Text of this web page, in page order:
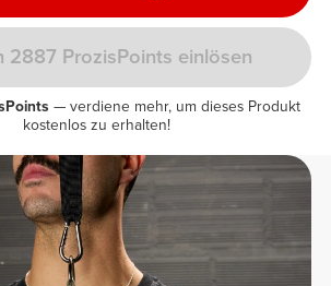
2887 ProzisPoints einlösen
— verdiene mehr, um dieses Produkt
kostenlos zu erhalten!